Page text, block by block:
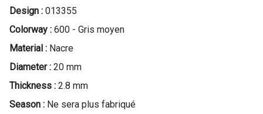
Design : 013355
Colorway : 600 - Gris moyen
Material : Nacre
Diameter : 20 mm
Thickness : 2.8 mm
Season : Ne sera plus fabriqué